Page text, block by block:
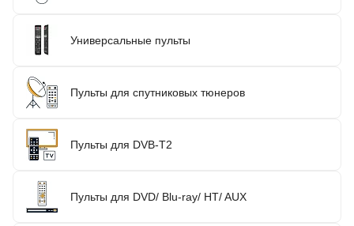
Универсальные пульты
Пульты для спутниковых тюнеров
Пульты для DVB-T2
Пульты для DVD/ Blu-ray/ HT/ AUX